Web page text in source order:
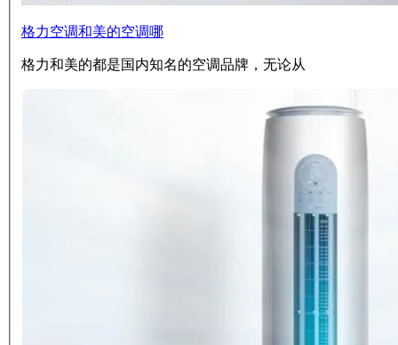
格力空调和美的空调哪
格力和美的都是国内知名的空调品牌，无论从